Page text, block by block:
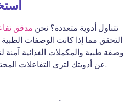
تتناول أدوية متعددة؟ نحن مدقق
التحقق مما إذا كانت الوصفات الطبية
وصفة طبية والمكملات الغذائية آمنة
عن أدويتك لترى التفاعلات المحتملة وما يجب فعله حيالها.